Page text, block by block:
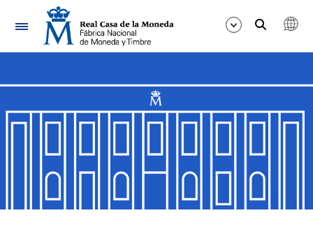
Nabigazioa
Erakutsi/Ezkutatu
Erakutsi/Ezkutatu
Erakutsi/Ezkutatu